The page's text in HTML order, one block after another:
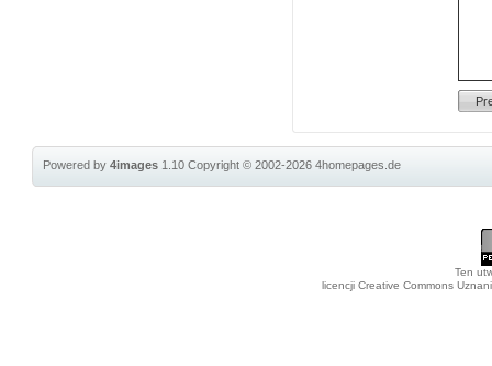
Powered by4images 1.10Copyright © 2002-20264homepages.de
Ten
licencji Creative Commons